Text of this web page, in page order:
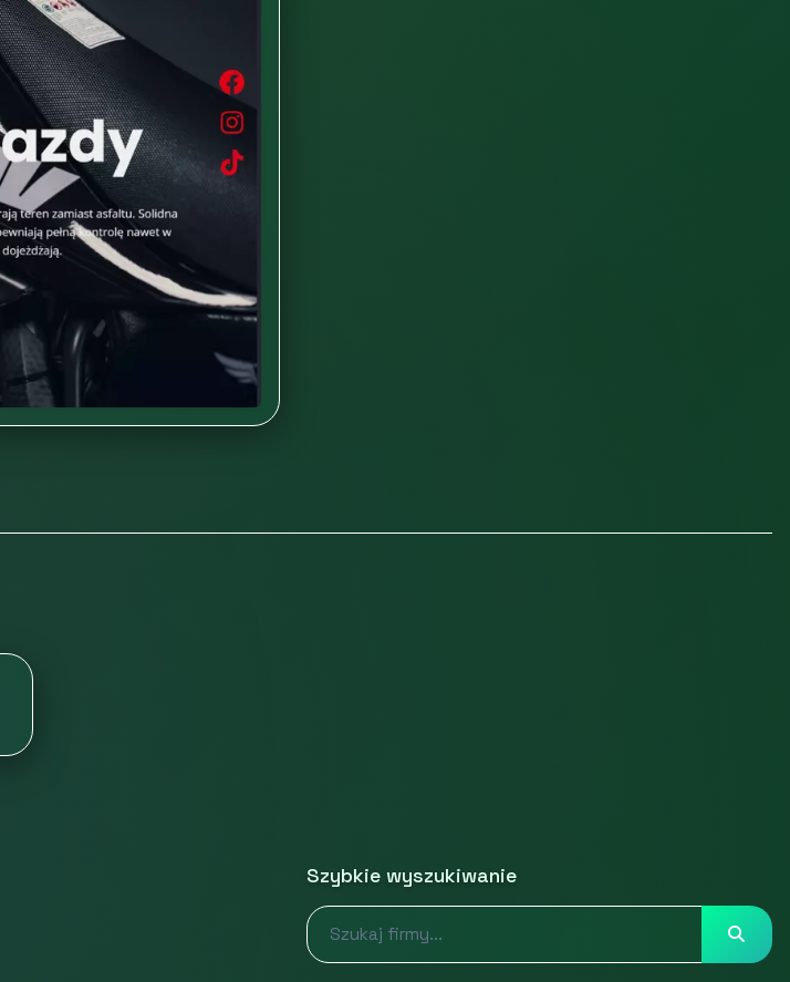
Szybkie wyszukiwanie